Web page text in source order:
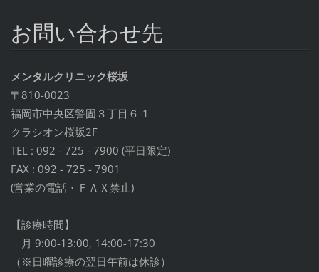
お問い合わせ先
メンタルクリニック桜坂
〒810-0023
福岡市中央区警固３丁目６-1
クラシオン桜坂2F
TEL : 092 - 725 - 7900 (平日限定)
FAX : 092 - 725 - 7901
(営業の電話・ＦＡＸ禁止)
【診療時間】
月 9:00-13:00, 14:00-17:30
（※日曜診療の翌日午前は休診）